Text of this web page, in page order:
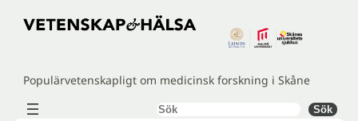
Hoppa
Populärvetenskapligt om medicinsk forskning i Skåne
Sök Sök